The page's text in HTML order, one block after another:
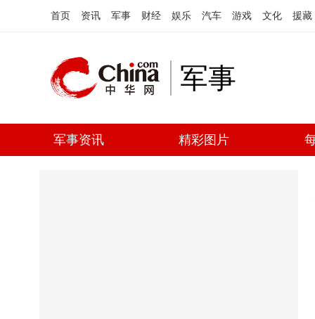
首页 资讯 军事 财经 娱乐 汽车 游戏 文化 援藏
军事
军事资讯 精彩图片